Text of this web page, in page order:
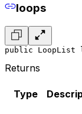
loops
public LoopList
Returns
Type